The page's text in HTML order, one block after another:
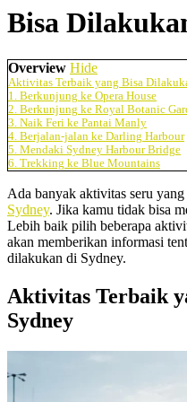
Bisa
Overview Hide
Aktivitas Terbaik yang Bisa
1. Berkunjung ke Opera House
2. Berkunjung ke Royal Botanic
3. Naik Feri ke Pantai Manly
4. Berjalan-jalan ke Darling Harbour
5. Mendaki Sydney Harbour Bridge
6. Trekking ke Blue Mountains
Ada banyak aktivitas seru
Sydney. Jika kamu tidak bisa
Lebih baik pilih beberapa
akan memberikan informasi
dilakukan di Sydney.
Aktivitas Terbaik
Sydney